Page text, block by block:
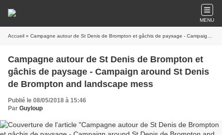
MENU
Accueil » Campagne autour de St Denis de Brompton et gâchis de paysage - Campaign around St Denis de Brompton and landscape mess
Campagne autour de St Denis de Brompton et
gâchis de paysage - Campaign around St Denis
de Brompton and landscape mess
Publié le 08/05/2018 à 15:46
Par Guyloup